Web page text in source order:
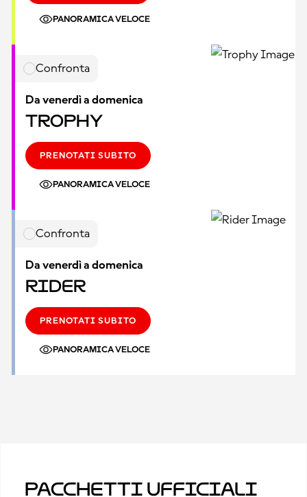
PANORAMICA VELOCE
Confronta
Da venerdì a domenica
Trophy
PRENOTATI SUBITO
PANORAMICA VELOCE
Confronta
Da venerdì a domenica
Rider
PRENOTATI SUBITO
PANORAMICA VELOCE
Pacchetti ufficiali